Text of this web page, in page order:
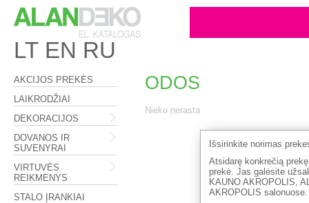
LT EN RU
ODOS
Išsirinkite norimas
Atsidarę konkrečią
prekė. Jas galėsite
KAUNO AKROPOLIS,
AKROPOLIS salonuose.
Nieko nerasta
AKCIJOS PREKĖS
LAIKRODŽIAI
DEKORACIJOS
DOVANOS IR
SUVENYRAI
VIRTUVĖS
REIKMENYS
STALO ĮRANKIAI